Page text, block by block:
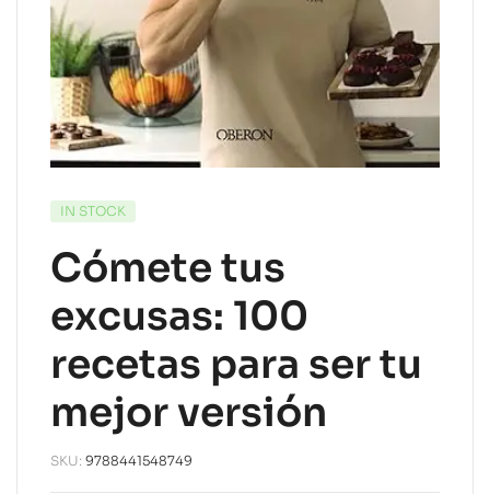
IN STOCK
Cómete tus
excusas: 100
recetas para ser tu
mejor versión
SKU: 9788441548749